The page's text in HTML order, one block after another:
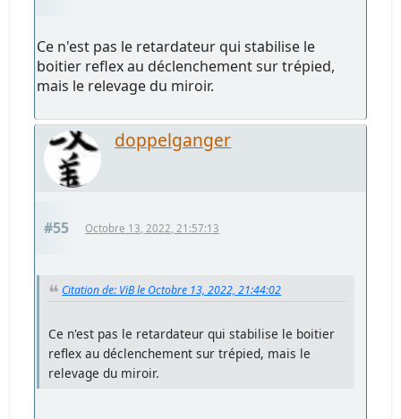
Ce n'est pas le retardateur qui stabilise le
boitier reflex au déclenchement sur trépied,
mais le relevage du miroir.
doppelganger
#55 Octobre 13, 2022, 21:57:13
Citation de: ViB le Octobre 13, 2022, 21:44:02
Ce n'est pas le retardateur qui stabilise le boitier
reflex au déclenchement sur trépied, mais le
relevage du miroir.